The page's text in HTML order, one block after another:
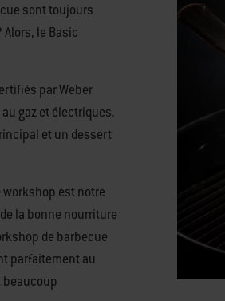
sont toujours
le Basic
par Weber
gaz et électriques.
et un dessert
est notre
la bonne nourriture
de barbecue
parfaitement au
beaucoup